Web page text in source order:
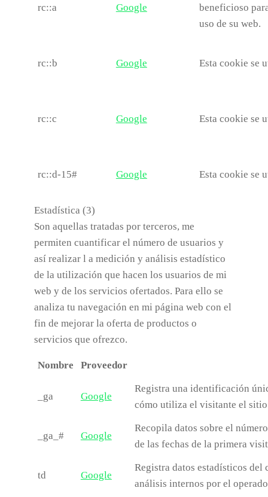
rc::a Google
beneficioso
uso de su web.
rc::b Google Esta cookie se
rc::c Google Esta cookie se
rc::d-15# Google Esta cookie se
Estadística (3)
Son aquellas tratadas por terceros, me
permiten cuantificar el número de usuarios y
así realizar l a medición y análisis estadístico
de la utilización que hacen los usuarios de mi
web y de los servicios ofertados. Para ello se
analiza tu navegación en mi página web con el
fin de mejorar la oferta de productos o
servicios que ofrezco.
Nombre Proveedor
_ga Google
Registra una identificación
cómo utiliza el visitante el
_ga_# Google
Recopila datos sobre el
de las fechas de la primera
td Google
Registra datos estadísticos
análisis internos por el